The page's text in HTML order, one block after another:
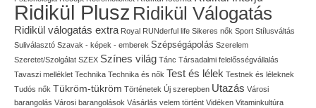
Ridikül Plusz Ridikül Válogatás
Ridikül válogatás extra Royal RUNderful life Sikeres nők Sport Stílusváltás
Suliválasztó Szavak - képek - emberek Szépségápolás Szerelem
Szeretet/Szolgálat SZEX Színes világ Tánc Társadalmi felelősségvállalás
Tavaszi melléklet Technika Technika és nők Test és lélek Testnek és léleknek
Tudós nők Tükröm-tükröm Történetek Új szerepben Utazás Városi
barangolás Városi barangolások Vásárlás velem történt Vidéken Vitaminkultúra